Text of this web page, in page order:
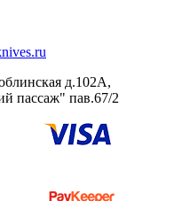
д.102А,
пассаж" пав.67/2